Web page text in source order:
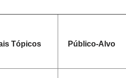
Tópicos Público-Alvo